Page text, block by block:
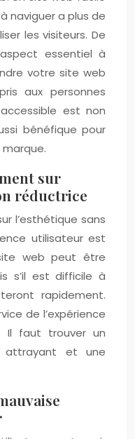
naviguer a plus de
les visiteurs. De
essentiel à
votre site web
aux personnes
est non
bénéfique pour
sur
réductrice
l’esthétique sans
utilisateur est
web peut être
s’il est difficile à
rapidement.
de l’expérience
Il faut trouver un
attrayant et une